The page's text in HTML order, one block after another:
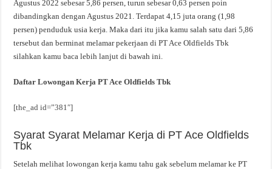
Agustus 2022 sebesar 5,86 persen, turun sebesar 0,63 persen poin
dibandingkan dengan Agustus 2021. Terdapat 4,15 juta orang (1,98
persen) penduduk usia kerja. Maka dari itu jika kamu salah satu dari 5,86
tersebut dan berminat melamar pekerjaan di PT Ace Oldfields Tbk
silahkan kamu baca lebih lanjut di bawah ini.
Daftar Lowongan Kerja PT Ace Oldfields Tbk
[the_ad id=”381″]
Syarat Syarat Melamar Kerja di PT Ace Oldfields
Tbk
Setelah melihat lowongan kerja kamu tahu gak sebelum melamar ke PT